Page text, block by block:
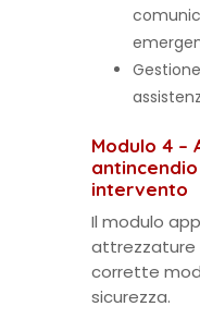
Modulo 4 –
intervento
Il modulo
attrezzature
corrette
sicurezza.